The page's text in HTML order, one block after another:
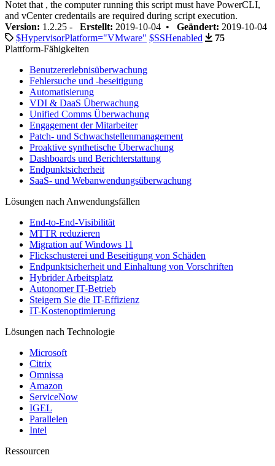
Notet that , the computer running this script must have PowerCLI,
and vCenter credentails are required during script execution.
Version: 1.2.25 - Erstellt: 2019-10-04 • Geändert: 2019-10-04
$HypervisorPlatform="VMware" $SSHenabled
75
Plattform-Fähigkeiten
Benutzererlebnisüberwachung
Fehlersuche und -beseitigung
Automatisierung
VDI & DaaS Überwachung
Unified Comms Überwachung
Engagement der Mitarbeiter
Patch- und Schwachstellenmanagement
Proaktive synthetische Überwachung
Dashboards und Berichterstattung
Endpunktsicherheit
SaaS- und Webanwendungsüberwachung
Lösungen nach Anwendungsfällen
End-to-End-Visibilität
MTTR reduzieren
Migration auf Windows 11
Flickschusterei und Beseitigung von Schäden
Endpunktsicherheit und Einhaltung von Vorschriften
Hybrider Arbeitsplatz
Autonomer IT-Betrieb
Steigern Sie die IT-Effizienz
IT-Kostenoptimierung
Lösungen nach Technologie
Microsoft
Citrix
Omnissa
Amazon
ServiceNow
IGEL
Parallelen
Intel
Ressourcen